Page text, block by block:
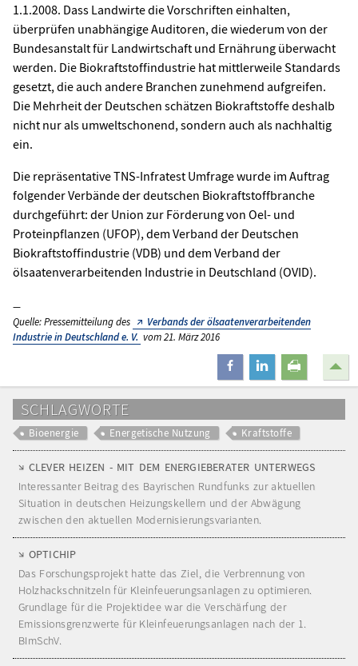
1.1.2008. Dass Landwirte die Vorschriften einhalten,
überprüfen unabhängige Auditoren, die wiederum von der
Bundesanstalt für Landwirtschaft und Ernährung überwacht
werden. Die Biokraftstoffindustrie hat mittlerweile Standards
gesetzt, die auch andere Branchen zunehmend aufgreifen.
Die Mehrheit der Deutschen schätzen Biokraftstoffe deshalb
nicht nur als umweltschonend, sondern auch als nachhaltig
ein.
Die repräsentative TNS-Infratest Umfrage wurde im Auftrag
folgender Verbände der deutschen Biokraftstoffbranche
durchgeführt: der Union zur Förderung von Oel- und
Proteinpflanzen (UFOP), dem Verband der Deutschen
Biokraftstoffindustrie (VDB) und dem Verband der
ölsaatenverarbeitenden Industrie in Deutschland (OVID).
Quelle: Pressemitteilung des
Verbands der ölsaatenverarbeitenden
Industrie in Deutschland e. V. vom 21. März 2016
teilen mitteilendrucken
SCHLAGWORTE
Bioenergie Energetische Nutzung Kraftstoffe
CLEVER HEIZEN - MIT DEM ENERGIEBERATER UNTERWEGS
Interessanter Beitrag des Bayrischen Rundfunks zur aktuellen
Situation in deutschen Heizungskellern und der Abwägung
zwischen den aktuellen Modernisierungsvarianten.
OPTICHIP
Das Forschungsprojekt hatte das Ziel, die Verbrennung von
Holzhackschnitzeln für Kleinfeuerungsanlagen zu optimieren.
Grundlage für die Projektidee war die Verschärfung der
Emissionsgrenzwerte für Kleinfeuerungsanlagen nach der 1.
BImSchV.